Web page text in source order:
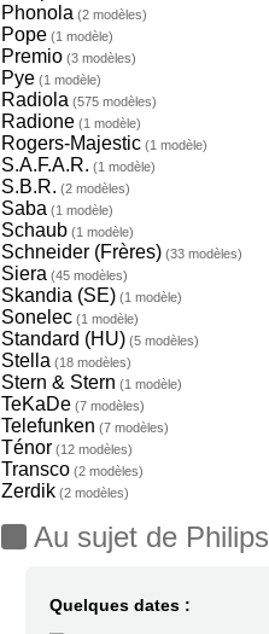
Phonola (2 modèles)
Pope (1 modèle)
Premio (3 modèles)
Pye (1 modèle)
Radiola (575 modèles)
Radione (1 modèle)
Rogers-Majestic (1 modèle)
S.A.F.A.R. (1 modèle)
S.B.R. (2 modèles)
Saba (1 modèle)
Schaub (1 modèle)
Schneider (Frères) (33 modèles)
Siera (45 modèles)
Skandia (SE) (1 modèle)
Sonelec (1 modèle)
Standard (HU) (5 modèles)
Stella (18 modèles)
Stern & Stern (1 modèle)
TeKaDe (7 modèles)
Telefunken (7 modèles)
Ténor (12 modèles)
Transco (2 modèles)
Zerdik (2 modèles)
Au sujet de Philips
Quelques dates :